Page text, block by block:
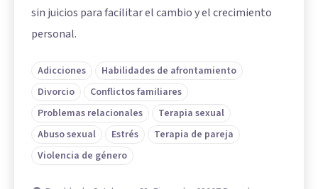
sin juicios para facilitar el cambio y el crecimiento
personal.
Adicciones
Habilidades de afrontamiento
Divorcio
Conflictos familiares
Problemas relacionales
Terapia sexual
Abuso sexual
Estrés
Terapia de pareja
Violencia de género